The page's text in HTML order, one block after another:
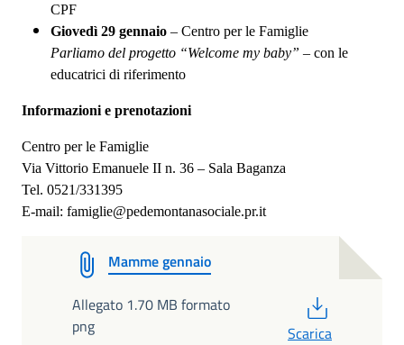
CPF
Giovedì 29 gennaio – Centro per le Famiglie
Parliamo del progetto “Welcome my baby” – con le
educatrici di riferimento
Informazioni e prenotazioni
Centro per le Famiglie
Via Vittorio Emanuele II n. 36 – Sala Baganza
Tel. 0521/331395
E-mail: famiglie@pedemontanasociale.pr.it
Mamme gennaio
Allegato 1.70 MB formato
png
Scarica